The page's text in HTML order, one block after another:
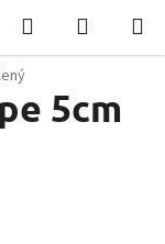
Hledat
KOŠÍK
5cm